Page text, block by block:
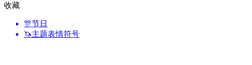
收藏
🎊节日
🦄主题表情符号